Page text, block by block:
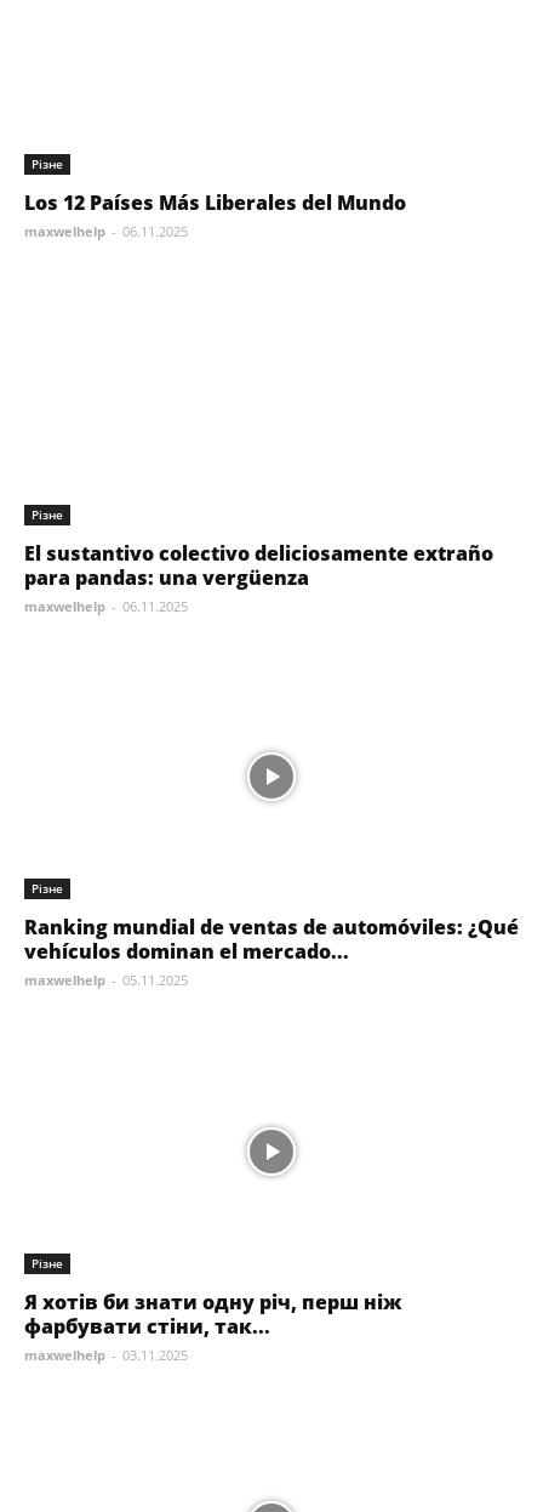
Різне
Los 12 Países Más Liberales del Mundo
maxwelhelp - 06.11.2025
Різне
El sustantivo colectivo deliciosamente extraño
para pandas: una vergüenza
maxwelhelp - 06.11.2025
Різне
Ranking mundial de ventas de automóviles: ¿Qué
vehículos dominan el mercado...
maxwelhelp - 05.11.2025
Різне
Я хотів би знати одну річ, перш ніж
фарбувати стіни, так...
maxwelhelp - 03.11.2025